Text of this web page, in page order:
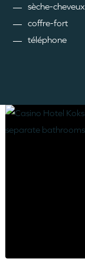
sèche-cheveux
coffre-fort
téléphone